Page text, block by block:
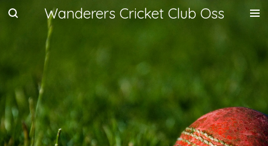
Ga
hoofdinhoud
Wanderers Cricket Club Oss